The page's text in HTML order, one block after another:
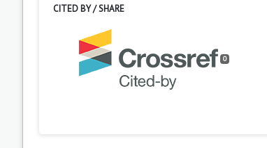
CITED BY / SHARE
0